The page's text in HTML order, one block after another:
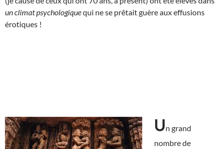
un climat psychologiquequi ne se prêtait guère aux effusions
érotiques !
Un grand
nombre de